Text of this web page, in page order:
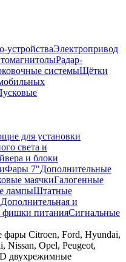
устройстваЭлектропривод
Радар-
системыЩётки
для установки
света и
и блоки
Фары 7"Дополнительные
маячкиГалогенные
лампыШтатные
Дополнительная и
фишки питанияCигнальные
Citroen, Ford, Hyundai,
Nissan, Opel, Peugeot,
двухрежимные